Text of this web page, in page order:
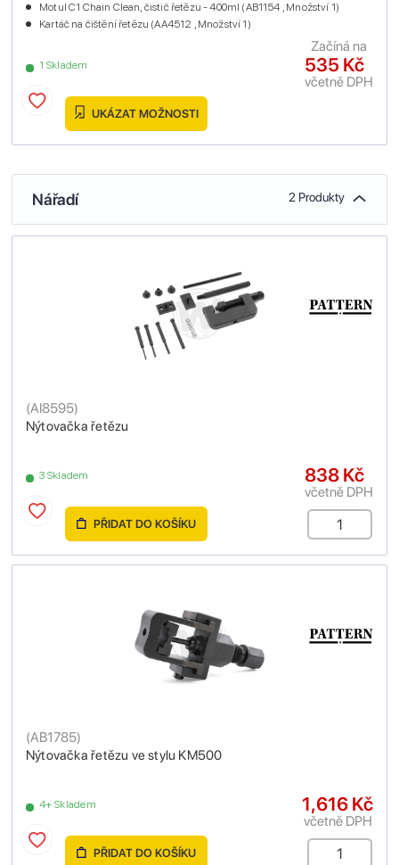
1 Skladem
Motul C1 Chain Clean, čistič řetězu - 400ml (AB1154 , Množství 1)
Kartáč na čištění řetězu (AA4512 , Množství 1)
535 Kč
včetně DPH
Začíná na
UKÁZAT MOŽNOSTI
Nářadí 2 Produkty
Nýtovačka řetězu
(AI8595)
3 Skladem 838 Kč
včetně DPH
PŘIDAT DO KOŠÍKU
Nýtovačka řetězu ve stylu KM500
(AB1785)
4+ Skladem 1,616 Kč
včetně DPH
PŘIDAT DO KOŠÍKU